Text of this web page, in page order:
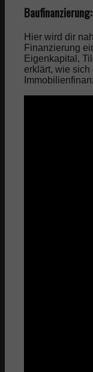
Hier wird dir
Finanzierung
Eigenkapital,
erklärt, wie